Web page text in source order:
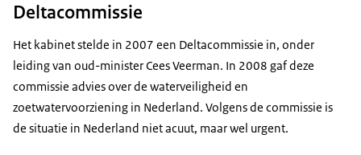
Deltacommissie
Het kabinet stelde in 2007 een Deltacommissie in, onder
leiding van oud-minister Cees Veerman. In 2008 gaf deze
commissie advies over de waterveiligheid en
zoetwatervoorziening in Nederland. Volgens de commissie is
de situatie in Nederland niet acuut, maar wel urgent.